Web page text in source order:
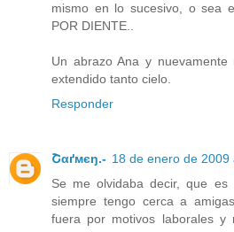
mismo en lo sucesivo, o sea
POR DIENTE..
Un abrazo Ana y
extendido tanto cielo.
Responder
Շαґмєŋ.- 18 de enero de 2009
Se me olvidaba decir, que
siempre tengo cerca a
fuera por motivos laborales